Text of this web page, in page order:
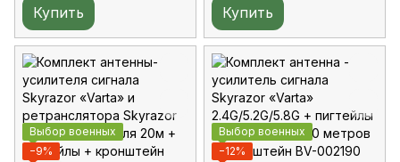
Купить Купить
Выбор военных
−9%
Выбор военных
−12%